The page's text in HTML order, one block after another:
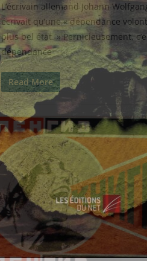
L’écrivain allemand Johann
écrivait qu’une « dépendance
plus bel état. » Pernicieusement,
dépendance
Read More